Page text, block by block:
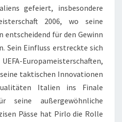
gefeiert, insbesondere
2006, wo seine
entscheidend für den Gewinn
Sein Einfluss erstreckte sich
Europameisterschaften,
taktischen Innovationen
Italien ins Finale
seine außergewöhnliche
Pässe hat Pirlo die Rolle